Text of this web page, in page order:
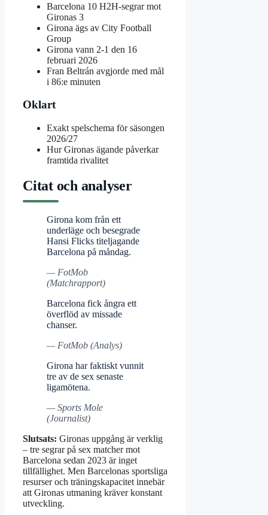
Barcelona 10 H2H-segrar mot
Gironas 3
Girona ägs av City Football
Group
Girona vann 2-1 den 16
februari 2026
Fran Beltrán avgjorde med mål
i 86:e minuten
Oklart
Exakt spelschema för säsongen
2026/27
Hur Gironas ägande påverkar
framtida rivalitet
Citat och analyser
Girona kom från ett
underläge och besegrade
Hansi Flicks titeljagande
Barcelona på måndag.
— FotMob
(Matchrapport)
Barcelona fick ångra ett
överflöd av missade
chanser.
— FotMob (Analys)
Girona har faktiskt vunnit
tre av de sex senaste
ligamötena.
— Sports Mole
(Journalist)
Slutsats: Gironas uppgång är verklig
– tre segrar på sex matcher mot
Barcelona sedan 2023 är inget
tillfällighet. Men Barcelonas sportsliga
resurser och träningskapacitet innebär
att Gironas utmaning kräver konstant
utveckling.